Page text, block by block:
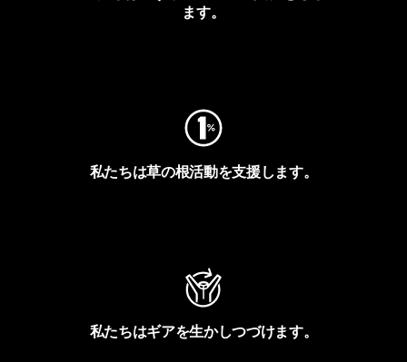
ます。
私たちは草の根活動を支援します。
私たちはギアを生かしつづけます。